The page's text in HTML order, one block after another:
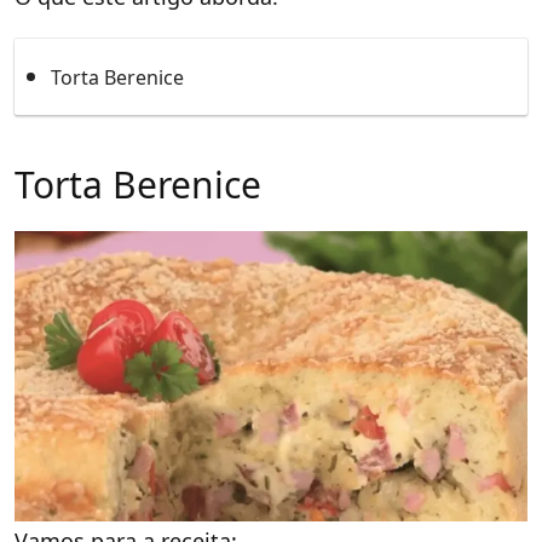
Torta Berenice
Torta Berenice